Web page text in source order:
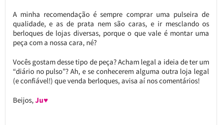
A minha recomendação é sempre comprar uma pulseira de
qualidade, e as de prata nem são caras, e ir mesclando os
berloques de lojas diversas, porque o que vale é montar uma
peça com a nossa cara, né?
Vocês gostam desse tipo de peça? Acham legal a ideia de ter um
“diário no pulso”? Ah, e se conhecerem alguma outra loja legal
(e confiável!) que venda berloques, avisa aí nos comentários!
Beijos, Ju♥